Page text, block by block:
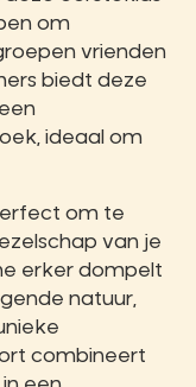
om
vrienden
biedt deze
ideaal om
om te
van je
erker dompelt
natuur,
combineert